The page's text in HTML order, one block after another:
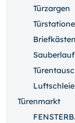
Türzargen
Briefkästen
Türenmarkt